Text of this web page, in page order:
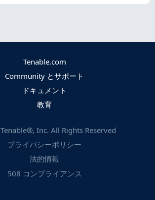
Tenable.com
Community とサポート
ドキュメント
教育
Tenable®, Inc. All Rights Reserved
プライバシーポリシー
法的情報
508 コンプライアンス